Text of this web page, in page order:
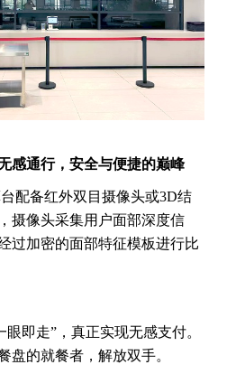
感通行，安全与便捷的巅峰
配备红外双目摄像头或3D结
摄像头采集用户面部深度信
过加密的面部特征模板进行比
眼即走”，真正实现无感支付。
盘的就餐者，解放双手。